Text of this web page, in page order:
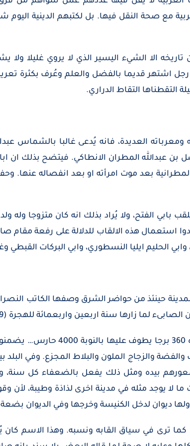
مع صحة النقل فيها. بل لكتبهم الدينية
تاريخه الا الشيء اليسير الذي لا يروي غليلا
قديما بالفضل والعلم وعُرف بكثرة
التقطناها التقاط الدراري.
العديدة، فانه يُدعى غالبا بالشماس
عبدالله المطران الانطاكي. فيتضح بذلك ان
بعد موت امرأته او بعد انفصاله
الفتح، ولا يُراد بذلك انه كان متزوجا وله
استعمال هذه الالقاب للدلالة على رفعة مقام
وابي الحليم ايليا النسطوري، وابي البركات
حينئذ من حواضر الشرق وصفها الكاتب
اربعين واربعمائة للهجرة (1049 م) (اطلب معجم البلدان 1: 383) قال:
“انطاكية بلد عظيم ذو سور
والزجاج الملون والبلاط المجزع. وفي
بيده ومثل ذلك يفعل بالضعفاء كل سنة،
لا يوجد مثله في مدينة اخرى لذاذة وطيبة،
ديوان لدخل الكنيسة وخرجها وفي الديوان بضعة
ترى في سياق القابه ونسبه. وهذا الاسم كان